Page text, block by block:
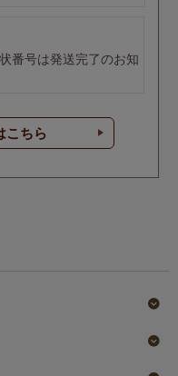
番号は発送完了のお知
こちら